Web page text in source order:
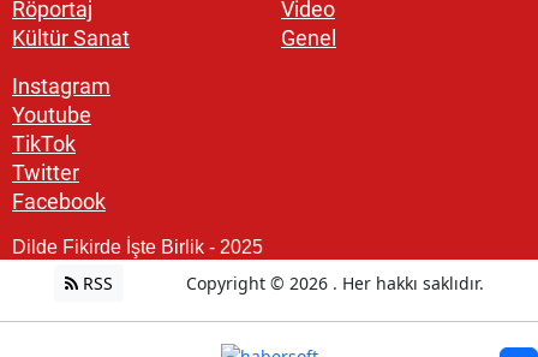
Röportaj
Kültür Sanat
Video
Genel
Instagram
Youtube
TikTok
Twitter
Facebook
Dilde Fikirde İşte Birlik - 2025
RSS Copyright © 2026 . Her hakkı saklıdır.